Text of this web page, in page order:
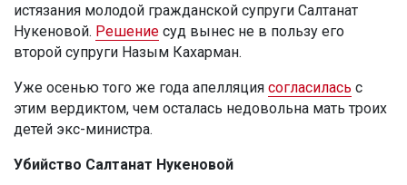
истязания молодой гражданской супруги Салтанат
Нукеновой. Решение суд вынес не в пользу его
второй супруги Назым Кахарман.
Уже осенью того же года апелляция согласилась с
этим вердиктом, чем осталась недовольна мать троих
детей экс-министра.
Убийство Салтанат Нукеновой